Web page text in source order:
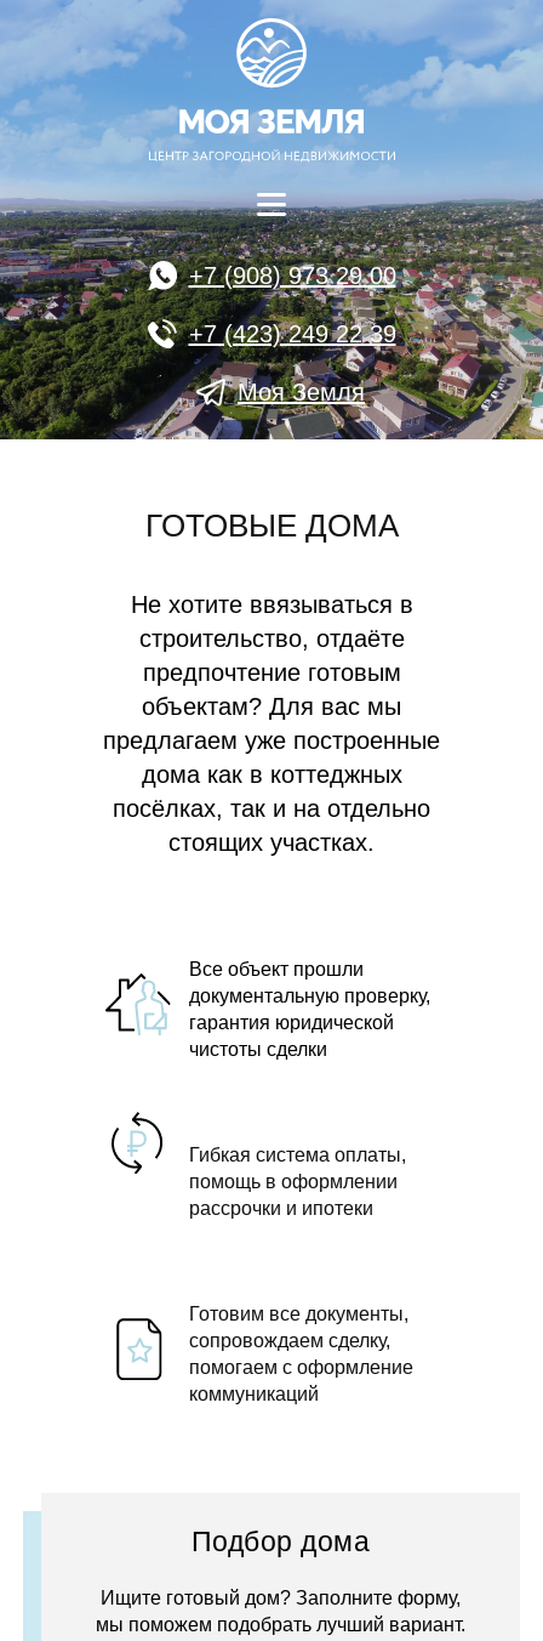
+7 (908) 973 29 00
+7 (423) 249 22 39
Моя Земля
ГОТОВЫЕ ДОМА
Не хотите ввязываться в
строительство, отдаёте
предпочтение готовым
объектам? Для вас мы
предлагаем уже построенные
дома как в коттеджных
посёлках, так и на отдельно
стоящих участках.
Все объект прошли
документальную проверку,
гарантия юридической
чистоты сделки
Гибкая система оплаты,
помощь в оформлении
рассрочки и ипотеки
Готовим все документы,
сопровождаем сделку,
помогаем с оформление
коммуникаций
Подбор дома
Ищите готовый дом? Заполните форму,
мы поможем подобрать лучший вариант.